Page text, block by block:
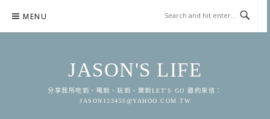
content
MENU
JASON'S LIFE
分享我所吃到、喝到、玩到、樂到LET'S GO 邀約來信：
JASON123455@YAHOO.COM.TW